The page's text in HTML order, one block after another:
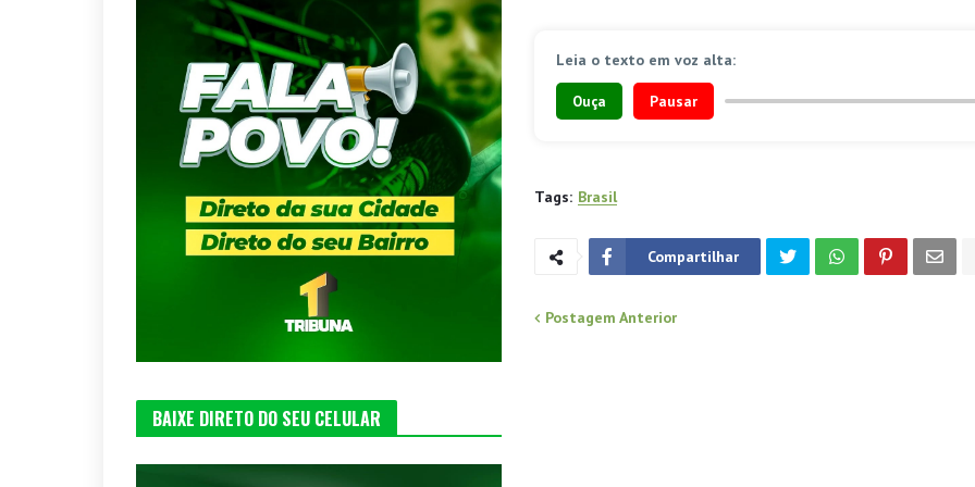
Leia o texto em voz alta:
Ouça Pausar
Tags: Brasil
Compartilhar
Postagem Anterior
BAIXE DIRETO DO SEU CELULAR